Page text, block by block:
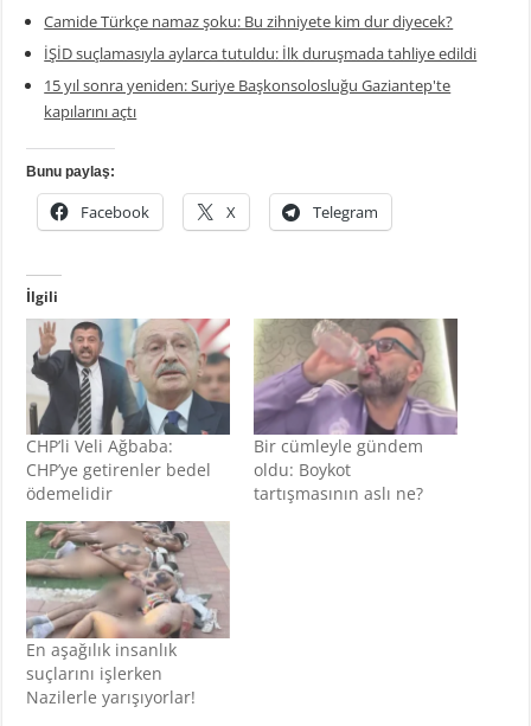
Camide Türkçe namaz şoku: Bu zihniyete kim dur diyecek?
İŞİD suçlamasıyla aylarca tutuldu: İlk duruşmada tahliye edildi
15 yıl sonra yeniden: Suriye Başkonsolosluğu Gaziantep'te
kapılarını açtı
Bunu paylaş:
Facebook X Telegram
İlgili
CHP’li Veli Ağbaba:
CHP’ye getirenler bedel
ödemelidir
Bir cümleyle gündem
oldu: Boykot
tartışmasının aslı ne?
En aşağılık insanlık
suçlarını işlerken
Nazilerle yarışıyorlar!